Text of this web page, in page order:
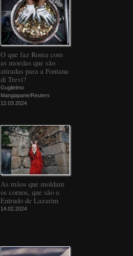
O que faz Roma com
as moedas que são
atiradas para a Fontana
di Trevi?
Guglielmo
Mangiapane/Reuters
12.03.2024
As mãos que moldam
os cornos, que são o
Entrudo de Lazarim
14.02.2024